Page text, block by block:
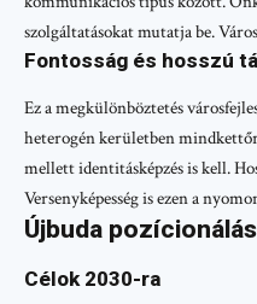
szolgáltatásokat mutatja be.
Fontosság és hosszú
Ez a megkülönböztetés
heterogén kerületben
mellett identitásképzés is kell.
Versenyképesség is ezen a
Újbuda
Célok 2030-ra